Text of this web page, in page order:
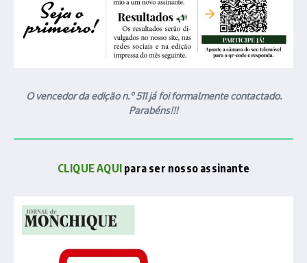
O vencedor da edição n.º 511 já foi formalmente contactado.
Parabéns!!!
CLIQUE AQUI para ser nosso assinante